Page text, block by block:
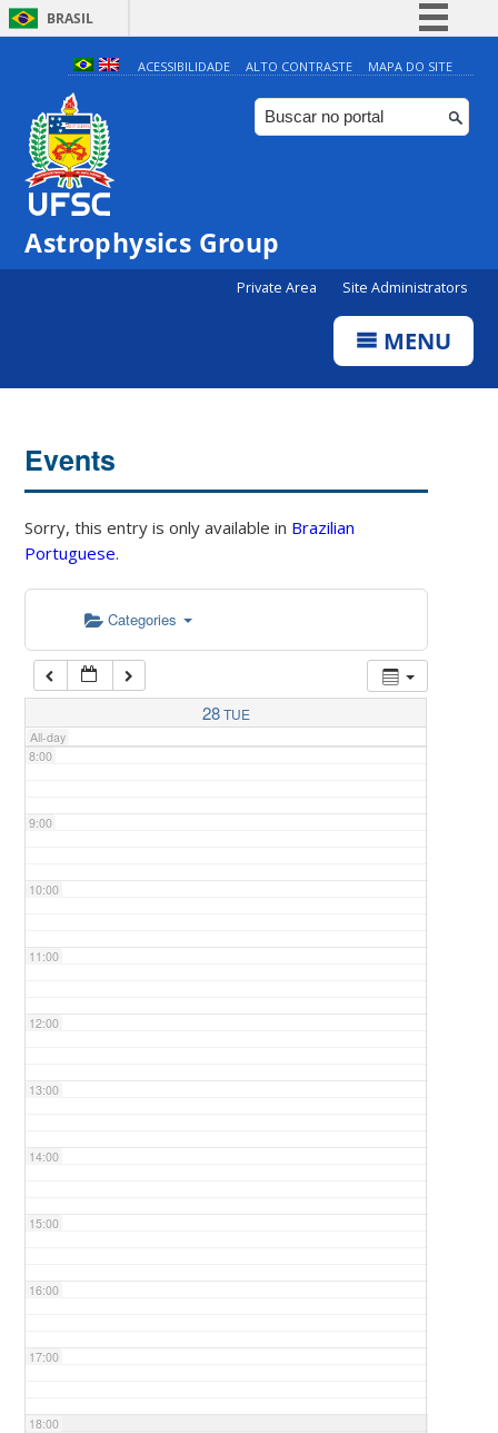
BRASIL
Simplifique!
Comunica BR
Participe
ACESSIBILIDADE ALTO CONTRASTE MAPA DO SITE
Astrophysics Group
Private Area Site Administrators
MENU
Events
Sorry, this entry is only available in Brazilian
Portuguese.
Categories
28TUE
All-day
4:00
5:00
7:00
8:00
9:00
10:00
11:00
12:00
13:00
14:00
15:00
16:00
17:00
18:00